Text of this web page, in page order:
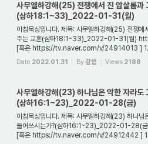
사무엘하강해(25) 전쟁에서 진 압살롬과
(삼하18:1~33)_2022-01-31(월)
아침묵상입니다. 제목: 사무엘하강해(25) 전쟁에
주는 교훈(삼하18:1~33)_2022-01-31(월)
[혹은 https://tv.naver.com/v/24914013 ] 1.
다윗의 셋째 아들로 ...
Date 2022.01.31 By갈렙 Views 2188
사무엘하강해(23) 하나님은 악한 자라도
(삼하16:1~23)_2022-01-28(금)
아침묵상입니다. 제목: 사무엘하강해(23) 하나님
들어쓰시는가?(삼하16:1~23)_2022-01-
[혹은 https://tv.naver.com/v/24912442 ] 1.